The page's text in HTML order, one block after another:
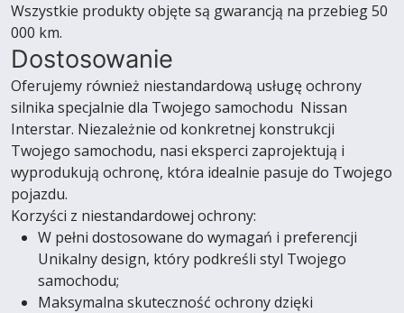
Wszystkie produkty objęte są gwarancją na przebieg 50
000 km.
Dostosowanie
Oferujemy również niestandardową usługę ochrony
silnika specjalnie dla Twojego samochodu Nissan
Interstar. Niezależnie od konkretnej konstrukcji
Twojego samochodu, nasi eksperci zaprojektują i
wyprodukują ochronę, która idealnie pasuje do Twojego
pojazdu.
Korzyści z niestandardowej ochrony:
W pełni dostosowane do wymagań i preferencji
Unikalny design, który podkreśli styl Twojego
samochodu;
Maksymalna skuteczność ochrony dzięki